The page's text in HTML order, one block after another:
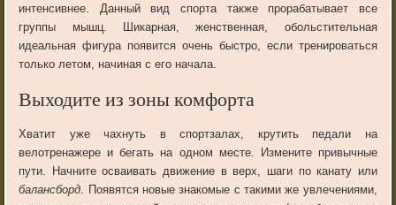
интенсивнее. Данный вид спорта также прорабатывает все
группы мышц. Шикарная, женственная, обольстительная
идеальная фигура появится очень быстро, если тренироваться
только летом, начиная с его начала.
Выходите из зоны комфорта
Хватит уже чахнуть в спортзалах, крутить педали на
велотренажере и бегать на одном месте. Измените привычные
пути. Начните осваивать движение в верх, шаги по канату или
балансборд. Появятся новые знакомые с такими же увлечениями,